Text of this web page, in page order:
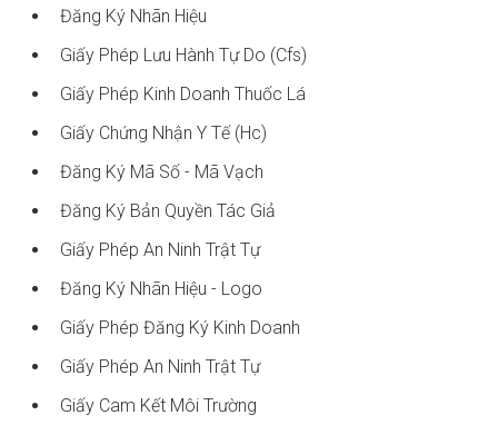
Đăng Ký Nhãn Hiệu
Giấy Phép Lưu Hành Tự Do (cfs)
Giấy Phép Kinh Doanh Thuốc Lá
Giấy Chứng Nhận Y Tế (hc)
Đăng Ký Mã Số - Mã Vạch
Đăng Ký Bản Quyền Tác Giả
Giấy Phép An Ninh Trật Tự
Đăng Ký Nhãn Hiệu - Logo
Giấy Phép Đăng Ký Kinh Doanh
Giấy Phép An Ninh Trật Tự
Giấy Cam Kết Môi Trường